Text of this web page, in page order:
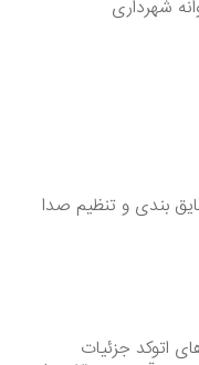
شهرداری
بندی و تنظیم صدا
اتوکد جزئیات